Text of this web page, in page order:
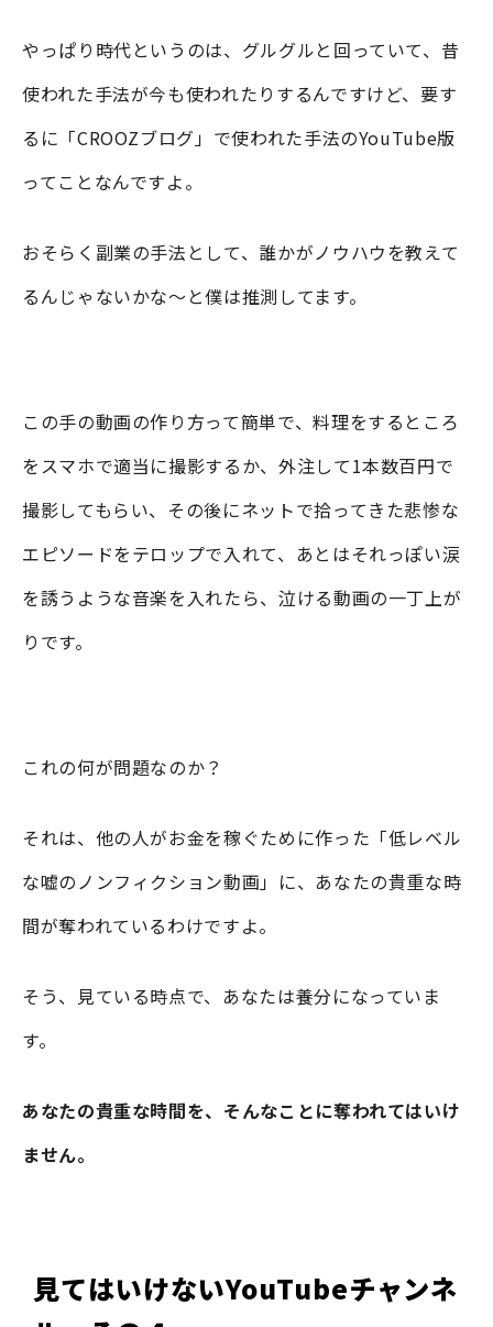
やっぱり時代というのは、グルグルと回っていて、昔
使われた手法が今も使われたりするんですけど、要す
るに「CROOZブログ」で使われた手法のYouTube版
ってことなんですよ。
おそらく副業の手法として、誰かがノウハウを教えて
るんじゃないかな～と僕は推測してます。
この手の動画の作り方って簡単で、料理をするところ
をスマホで適当に撮影するか、外注して1本数百円で
撮影してもらい、その後にネットで拾ってきた悲惨な
エピソードをテロップで入れて、あとはそれっぽい涙
を誘うような音楽を入れたら、泣ける動画の一丁上が
りです。
これの何が問題なのか？
それは、他の人がお金を稼ぐために作った「低レベル
な嘘のノンフィクション動画」に、あなたの貴重な時
間が奪われているわけですよ。
そう、見ている時点で、あなたは養分になっていま
す。
あなたの貴重な時間を、そんなことに奪われてはいけ
ません。
見てはいけないYouTubeチャンネ